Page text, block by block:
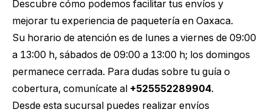
Descubre cómo podemos facilitar tus envíos y
mejorar tu experiencia de paquetería en Oaxaca.
Su horario de atención es de lunes a viernes de 09:00
a 13:00 h, sábados de 09:00 a 13:00 h; los domingos
permanece cerrada. Para dudas sobre tu guía o
cobertura, comunícate al +525552289904.
Desde esta sucursal puedes realizar envíos